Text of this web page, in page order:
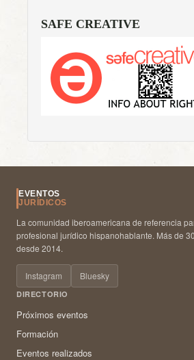
SAFE CREATIVE
EVENTOS
JURÍDICOS
La comunidad iberoamericana de referencia
profesional jurídico hispanohablante. Más de
desde 2014.
Instagram Bluesky
DIRECTORIO
Próximos eventos
Formación
Eventos realizados